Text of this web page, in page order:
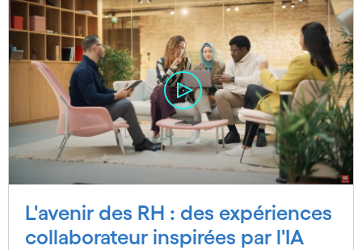
L'avenir des RH : des expériences
collaborateur inspirées par l'IA